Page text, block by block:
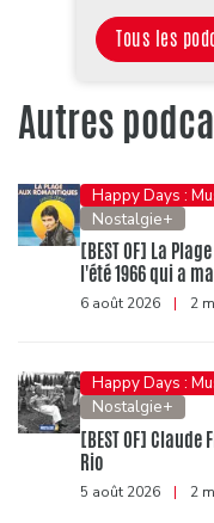
Tous les
Autres
Happy Days :
Nostalgie+
[BEST OF] La
l'été 1966 qui a
6 août 2026 | 2
Happy Days :
Nostalgie+
[BEST OF]
Rio
5 août 2026 | 2